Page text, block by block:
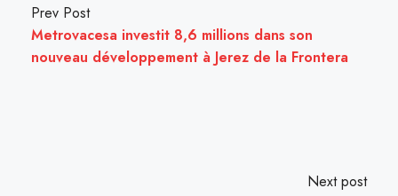
Prev Post
Metrovacesa investit 8,6 millions dans son
nouveau développement à Jerez de la Frontera
Next post